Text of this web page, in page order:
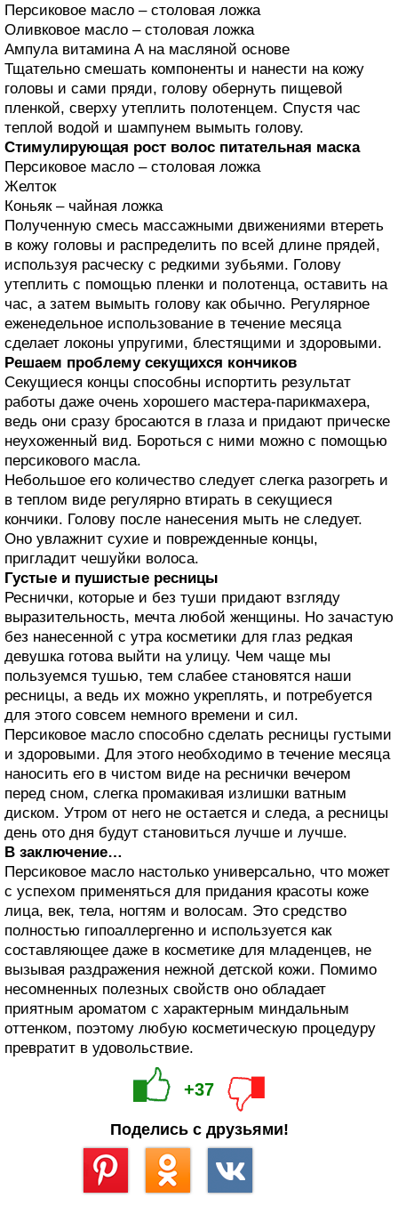
Персиковое масло – столовая ложка
Оливковое масло – столовая ложка
Ампула витамина А на масляной основе
Тщательно смешать компоненты и нанести на кожу
головы и сами пряди, голову обернуть пищевой
пленкой, сверху утеплить полотенцем. Спустя час
теплой водой и шампунем вымыть голову.
Стимулирующая рост волос питательная маска
Персиковое масло – столовая ложка
Желток
Коньяк – чайная ложка
Полученную смесь массажными движениями втереть
в кожу головы и распределить по всей длине прядей,
используя расческу с редкими зубьями. Голову
утеплить с помощью пленки и полотенца, оставить на
час, а затем вымыть голову как обычно. Регулярное
еженедельное использование в течение месяца
сделает локоны упругими, блестящими и здоровыми.
Решаем проблему секущихся кончиков
Секущиеся концы способны испортить результат
работы даже очень хорошего мастера-парикмахера,
ведь они сразу бросаются в глаза и придают прическе
неухоженный вид. Бороться с ними можно с помощью
персикового масла.
Небольшое его количество следует слегка разогреть и
в теплом виде регулярно втирать в секущиеся
кончики. Голову после нанесения мыть не следует.
Оно увлажнит сухие и поврежденные концы,
пригладит чешуйки волоса.
Густые и пушистые ресницы
Реснички, которые и без туши придают взгляду
выразительность, мечта любой женщины. Но зачастую
без нанесенной с утра косметики для глаз редкая
девушка готова выйти на улицу. Чем чаще мы
пользуемся тушью, тем слабее становятся наши
ресницы, а ведь их можно укреплять, и потребуется
для этого совсем немного времени и сил.
Персиковое масло способно сделать ресницы густыми
и здоровыми. Для этого необходимо в течение месяца
наносить его в чистом виде на реснички вечером
перед сном, слегка промакивая излишки ватным
диском. Утром от него не остается и следа, а ресницы
день ото дня будут становиться лучше и лучше.
В заключение…
Персиковое масло настолько универсально, что может
с успехом применяться для придания красоты коже
лица, век, тела, ногтям и волосам. Это средство
полностью гипоаллергенно и используется как
составляющее даже в косметике для младенцев, не
вызывая раздражения нежной детской кожи. Помимо
несомненных полезных свойств оно обладает
приятным ароматом с характерным миндальным
оттенком, поэтому любую косметическую процедуру
превратит в удовольствие.
+37
Поделись с друзьями!